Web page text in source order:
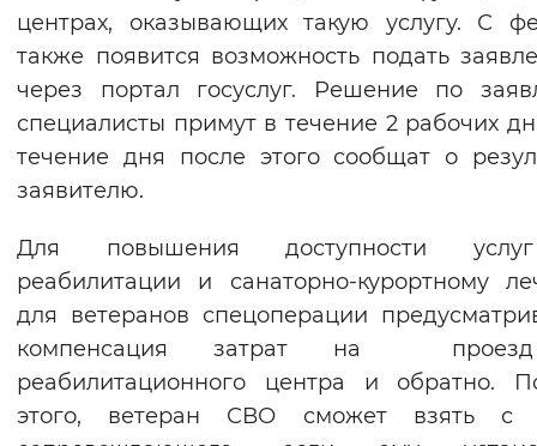
центрах, оказывающих такую услугу. С
также появится возможность подать
через портал госуслуг. Решение по
специалисты примут в течение 2 рабочих
течение дня после этого сообщат о
заявителю.
Для повышения доступности
реабилитации и санаторно-курортному
для ветеранов спецоперации
компенсация затрат на
реабилитационного центра и обратно.
этого, ветеран СВО сможет взять с